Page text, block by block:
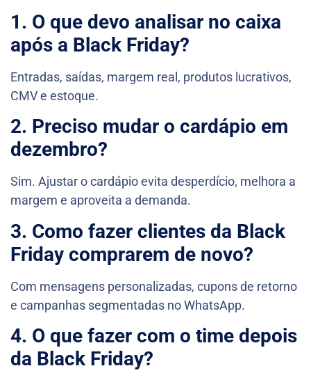
1. O que devo analisar no caixa
após a Black Friday?
Entradas, saídas, margem real, produtos lucrativos,
CMV e estoque.
2. Preciso mudar o cardápio em
dezembro?
Sim. Ajustar o cardápio evita desperdício, melhora a
margem e aproveita a demanda.
3. Como fazer clientes da Black
Friday comprarem de novo?
Com mensagens personalizadas, cupons de retorno
e campanhas segmentadas no WhatsApp.
4. O que fazer com o time depois
da Black Friday?